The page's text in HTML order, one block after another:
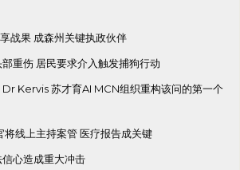
战果 成森州关键执政伙伴
重伤 居民要求介入触发捕狗行动
Kervis 苏才育AI MCN组织重构该问的第一个
将线上主持案管 医疗报告成关键
心造成重大冲击